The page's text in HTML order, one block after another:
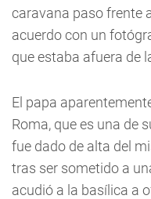
caravana paso frente
acuerdo con un
que estaba afuera de
El papa
Roma, que es una de
fue dado de alta del
tras ser sometido a
acudió a la basílica a